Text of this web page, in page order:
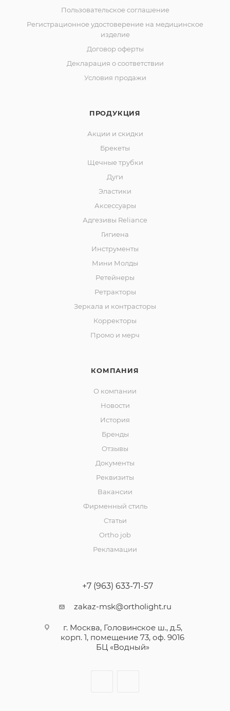
Пользовательское соглашение
Регистрационное удостоверение на медицинское
изделие
Договор оферты
Декларация о соответствии
Условия продажи
ПРОДУКЦИЯ
Акции и скидки
Брекеты
Щечные трубки
Дуги
Эластики
Аксессуары
Адгезивы Reliance
Гигиена
Инструменты
Мини Молды
Ретейнеры
Ретракторы
Зеркала и контраcторы
Корректоры
Промо и мерч
КОМПАНИЯ
О компании
Новости
История
Бренды
Отзывы
Документы
Реквизиты
Вакансии
Фирменный стиль
Статьи
Ortho job
Рекламации
+7 (963) 633-71-57
zakaz-msk@ortholight.ru
г. Москва, Головинское ш., д.5,
корп. 1, помещение 73, оф. 9016
БЦ «Водный»